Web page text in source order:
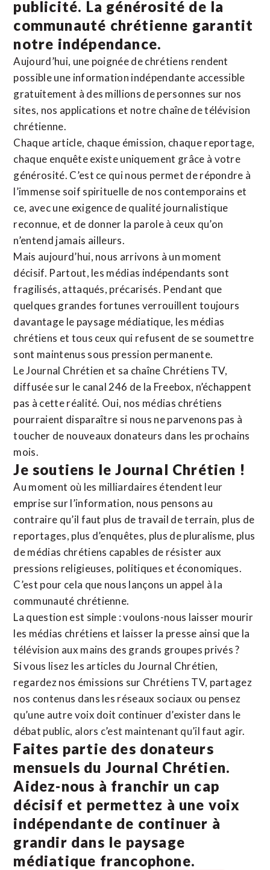
publicité. La générosité de la
communauté chrétienne garantit
notre indépendance.
Aujourd’hui, une poignée de chrétiens rendent
possible une information indépendante accessible
gratuitement à des millions de personnes sur nos
sites, nos applications et notre chaîne de télévision
chrétienne.
Chaque article, chaque émission, chaque reportage,
chaque enquête existe uniquement grâce à votre
générosité. C’est ce qui nous permet de répondre à
l’immense soif spirituelle de nos contemporains et
ce, avec une exigence de qualité journalistique
reconnue, et de donner la parole à ceux qu’on
n’entend jamais ailleurs.
Mais aujourd’hui, nous arrivons à un moment
décisif. Partout, les médias indépendants sont
fragilisés, attaqués, précarisés. Pendant que
quelques grandes fortunes verrouillent toujours
davantage le paysage médiatique, les médias
chrétiens et tous ceux qui refusent de se soumettre
sont maintenus sous pression permanente.
Le Journal Chrétien et sa chaîne Chrétiens TV,
diffusée sur le canal 246 de la Freebox, n’échappent
pas à cette réalité. Oui, nos médias chrétiens
pourraient disparaître si nous ne parvenons pas à
toucher de nouveaux donateurs dans les prochains
mois.
Je soutiens le Journal Chrétien !
Au moment où les milliardaires étendent leur
emprise sur l’information, nous pensons au
contraire qu’il faut plus de travail de terrain, plus de
reportages, plus d’enquêtes, plus de pluralisme, plus
de médias chrétiens capables de résister aux
pressions religieuses, politiques et économiques.
C’est pour cela que nous lançons un appel à la
communauté chrétienne.
La question est simple : voulons-nous laisser mourir
les médias chrétiens et laisser la presse ainsi que la
télévision aux mains des grands groupes privés ?
Si vous lisez les articles du Journal Chrétien,
regardez nos émissions sur Chrétiens TV, partagez
nos contenus dans les réseaux sociaux ou pensez
qu’une autre voix doit continuer d’exister dans le
débat public, alors c’est maintenant qu’il faut agir.
Faites partie des donateurs
mensuels du Journal Chrétien.
Aidez-nous à franchir un cap
décisif et permettez à une voix
indépendante de continuer à
grandir dans le paysage
médiatique francophone.